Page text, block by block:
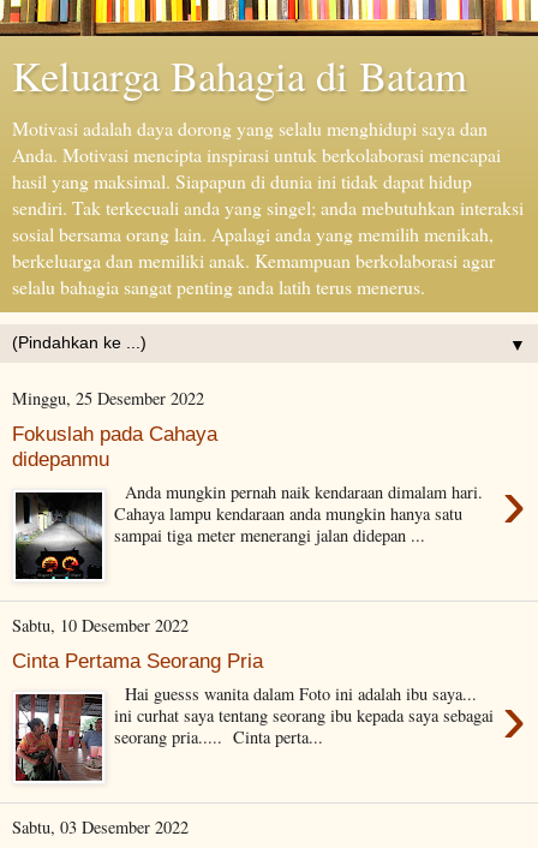
Keluarga Bahagia di Batam
Motivasi adalah daya dorong yang selalu menghidupi saya dan
Anda. Motivasi mencipta inspirasi untuk berkolaborasi mencapai
hasil yang maksimal. Siapapun di dunia ini tidak dapat hidup
sendiri. Tak terkecuali anda yang singel; anda mebutuhkan interaksi
sosial bersama orang lain. Apalagi anda yang memilih menikah,
berkeluarga dan memiliki anak. Kemampuan berkolaborasi agar
selalu bahagia sangat penting anda latih terus menerus.
▼
Minggu, 25 Desember 2022
Fokuslah pada Cahaya
didepanmu
›
Anda mungkin pernah naik kendaraan dimalam hari.
Cahaya lampu kendaraan anda mungkin hanya satu
sampai tiga meter menerangi jalan didepan ...
Sabtu, 10 Desember 2022
Cinta Pertama Seorang Pria
›
Hai guesss wanita dalam Foto ini adalah ibu saya...
ini curhat saya tentang seorang ibu kepada saya sebagai
seorang pria..... Cinta perta...
Sabtu, 03 Desember 2022